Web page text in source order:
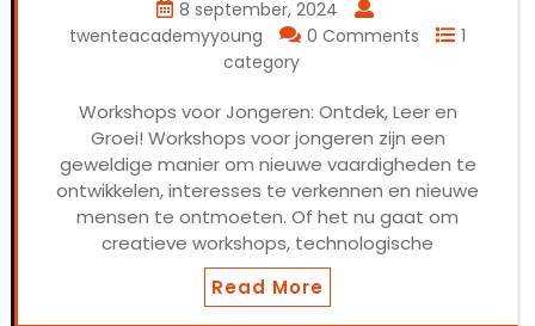
8 september, 2024
twenteacademyyoung
0 Comments
1
category
Workshops voor Jongeren: Ontdek, Leer en
Groei! Workshops voor jongeren zijn een
geweldige manier om nieuwe vaardigheden te
ontwikkelen, interesses te verkennen en nieuwe
mensen te ontmoeten. Of het nu gaat om
creatieve workshops, technologische
Read More